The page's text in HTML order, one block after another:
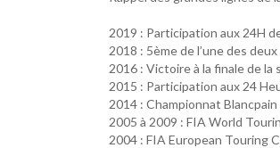
2019 : Participation aux 24H
2018 : 5ème de l’une des
2016 : Victoire à la finale de la
2015 : Participation aux 24
2014 : Championnat
2005 à 2009 : FIA World
2004 : FIA European Touring